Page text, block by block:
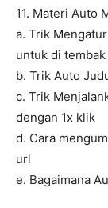
11. Materi Auto
a. Trik
untuk di
b. Trik Auto
c. Trik
dengan 1x klik
d. Cara
url
e. Bagaimana